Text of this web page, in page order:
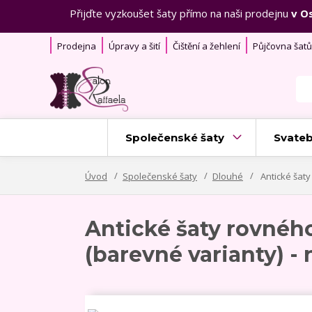
Přijďte vyzkoušet šaty přímo na naši prodejnu v
Prodejna Úpravy a šití Čištění a žehlení Půjčovna šatů
Společenské šaty
Úvod Společenské šaty Dlouhé Antické
Antické šaty
(barevné varianty) -